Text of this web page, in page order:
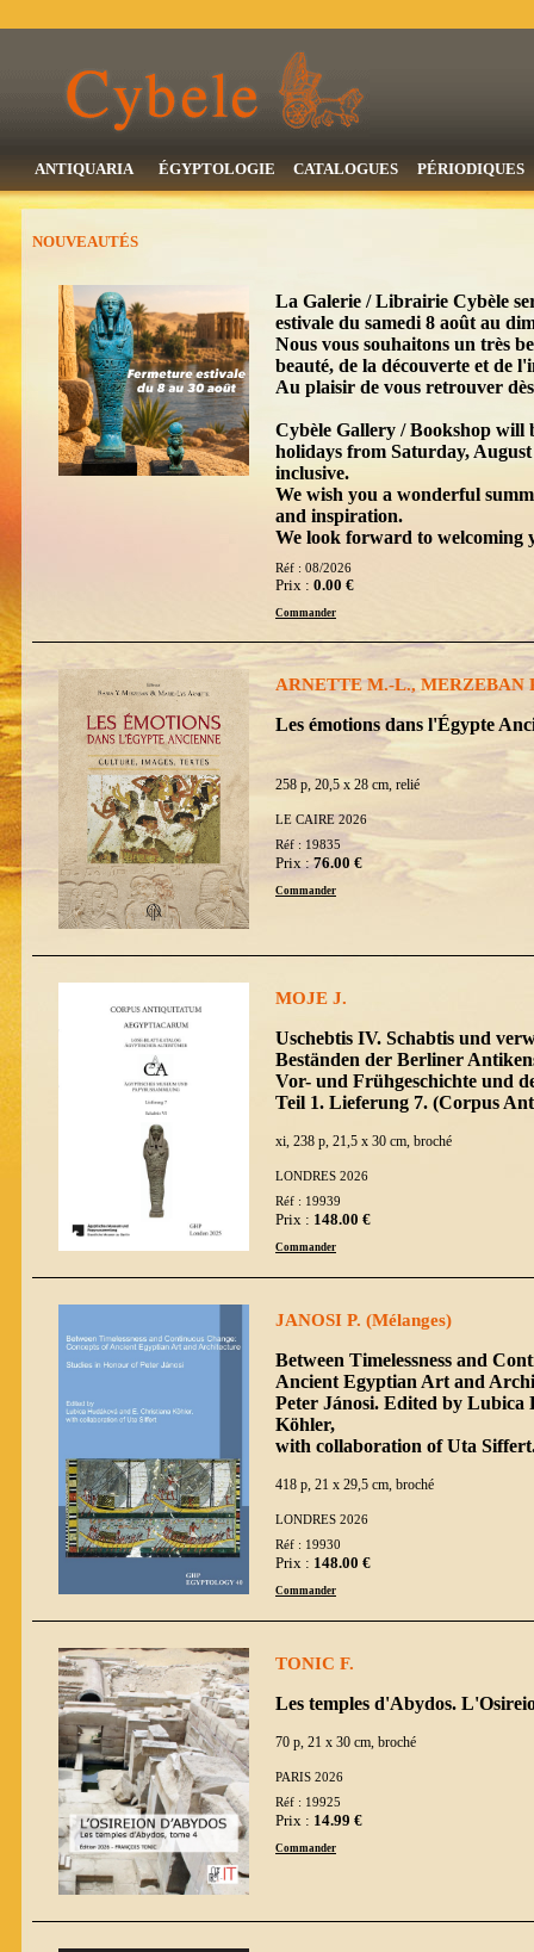
ANTIQUARIA ÉGYPTOLOGIE CATALOGUES PÉRIODIQUES
NOUVEAUTÉS
La Galerie / Librairie Cybèle
estivale du samedi 8 août au
Nous vous souhaitons un très
beauté, de la découverte et de
Au plaisir de vous retrouver
Cybèle Gallery / Bookshop will
holidays from Saturday,
inclusive.
We wish you a wonderful
and inspiration.
We look forward to welcoming
Réf : 08/2026
Prix : 0.00 €
Commander
ARNETTE M.-L., MERZEBAN
Les émotions dans l'Égypte
258 p, 20,5 x 28 cm, relié
LE CAIRE 2026
Réf : 19835
Prix :76.00 €
Commander
MOJE J.
Uschebtis IV. Schabtis und
Beständen der Berliner
Vor- und Frühgeschichte und
Teil 1. Lieferung 7. (Corpus
xi, 238 p, 21,5 x 30 cm, broché
LONDRES 2026
Réf : 19939
Prix : 148.00 €
Commander
JANOSI P. (Mélanges)
Between Timelessness and
Ancient Egyptian Art and
Peter Jánosi. Edited by
Köhler,
with collaboration of Uta
418 p, 21 x 29,5 cm, broché
LONDRES 2026
Réf : 19930
Prix : 148.00 €
Commander
TONIC F.
Les temples d'Abydos.
70 p, 21 x 30 cm, broché
PARIS 2026
Réf : 19925
Prix : 14.99 €
Commander